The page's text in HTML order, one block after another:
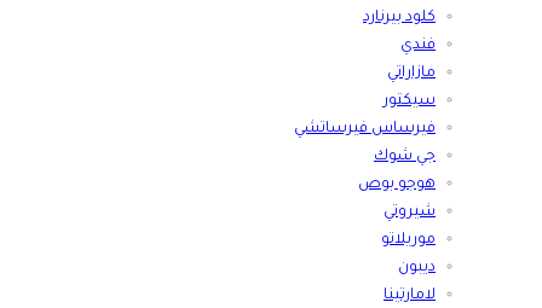
كلود بيرنارد
فندي
مازاراتي
سيكتور
فيرساس فيرساتشي
جي شوك
هوجو بوص
شيروتي
موريلاتو
ديبون
لامارتينا